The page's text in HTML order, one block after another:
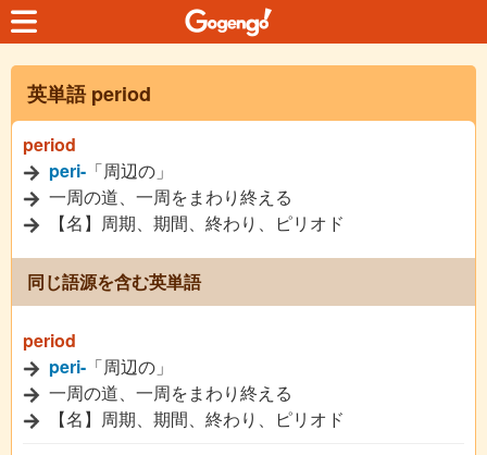
英単語 period
period
peri- 「周辺の」
一周の道、一周をまわり終える
【名】周期、期間、終わり、ピリオド
同じ語源を含む英単語
period
peri- 「周辺の」
一周の道、一周をまわり終える
【名】周期、期間、終わり、ピリオド